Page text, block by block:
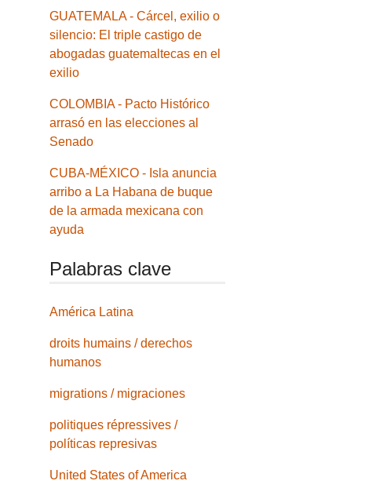
GUATEMALA - Cárcel, exilio o
silencio: El triple castigo de
abogadas guatemaltecas en el
exilio
COLOMBIA - Pacto Histórico
arrasó en las elecciones al
Senado
CUBA-MÉXICO - Isla anuncia
arribo a La Habana de buque
de la armada mexicana con
ayuda
Palabras clave
América Latina
droits humains / derechos
humanos
migrations / migraciones
politiques répressives /
políticas represivas
United States of America